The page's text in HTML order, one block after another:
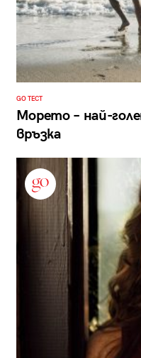
GO ТЕСТ
Морето – най-
връзка